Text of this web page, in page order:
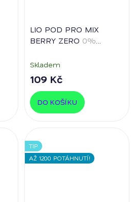
LIO POD PRO MIX
BERRY ZERO 0%
Skladem
109 Kč
DO KOŠÍKU
TIP
AŽ 1200 POTÁHNUTÍ!